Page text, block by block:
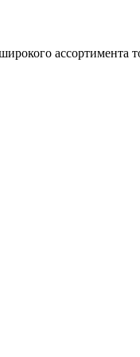
ассортимента